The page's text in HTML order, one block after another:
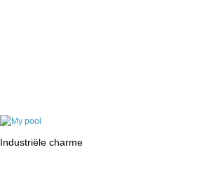
Industriële charme